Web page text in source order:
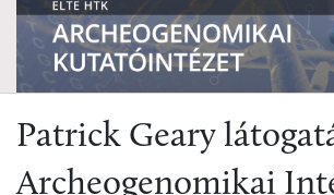
Patrick Geary
Archeogenomikai